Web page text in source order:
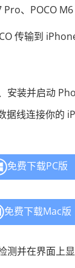
Pro、POCO M6
传输到
安装并启动
据线连接你的
免费下载PC版
免费下载Mac版
测并在界面上